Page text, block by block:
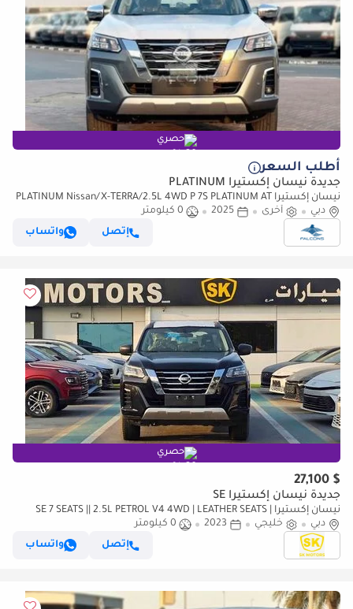
حصري
أطلب السعر
جديدة نيسان إكستيرا PLATINUM
نيسان إكستيرا PLATINUM Nissan/X-TERRA/2.5L 4WD P 7S PLATINUM AT
(للتصدير فقط)
دبي أخرى 2025
0 كيلومتر
إتصل
واتساب
حصري
$ 27,100
جديدة نيسان إكستيرا SE
نيسان إكستيرا SE 7 SEATS || 2.5L PETROL V4 4WD | LEATHER SEATS |
PUSH START (CODE # 69096)
دبي خليجي 2023
0 كيلومتر
إتصل
واتساب